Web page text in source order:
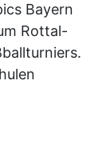
Bayern
Rottal-